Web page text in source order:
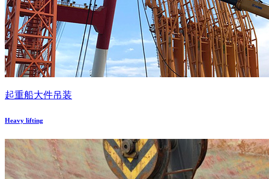
起重船大件吊装
Heavy lifting